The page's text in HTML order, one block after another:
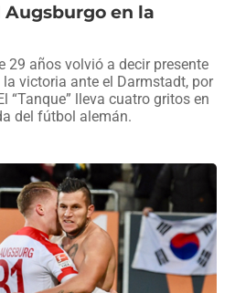
en la
29 años volvió a decir presente
victoria ante el Darmstadt, por
“Tanque” lleva cuatro gritos en
del fútbol alemán.